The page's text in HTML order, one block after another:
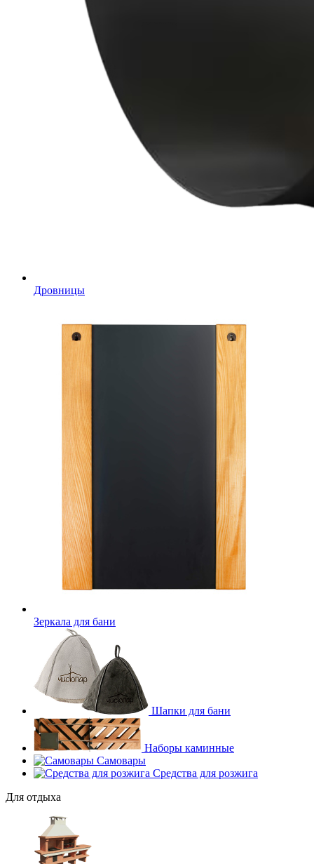
Дровницы
Зеркала для бани
Шапки для бани
Наборы каминные
Самовары
Средства для розжига
Для отдыха